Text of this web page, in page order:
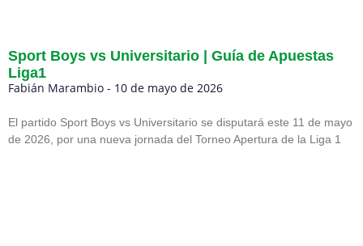
Sport Boys vs Universitario | Guía de Apuestas
Liga1
Fabián Marambio 10 de mayo de 2026
El partido Sport Boys vs Universitario se disputará este 11 de mayo
de 2026, por una nueva jornada del Torneo Apertura de la Liga 1